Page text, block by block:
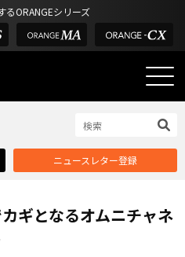
るORANGEシリーズ
ニュースレター登録
ギとなるオムニチャネ